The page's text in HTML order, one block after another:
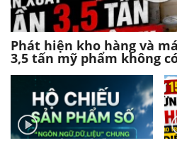
Phát hiện kho hàng và
3,5 tấn mỹ phẩm không